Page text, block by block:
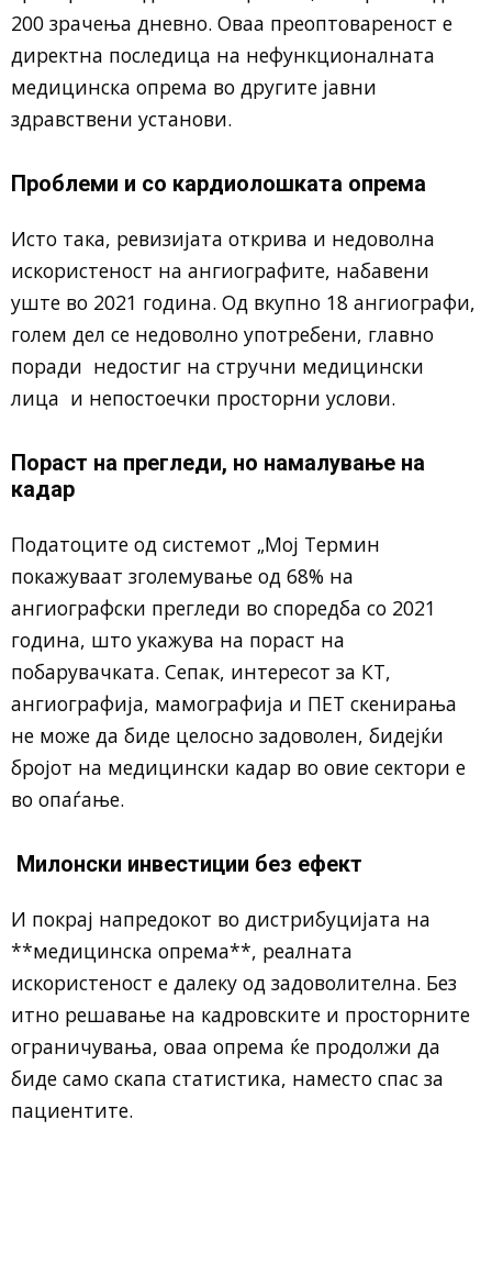
200 зрачења дневно. Оваа преоптовареност е
директна последица на нефункционалната
медицинска опрема во другите јавни
здравствени установи.
Проблеми и со кардиолошката опрема
Исто така, ревизијата открива и недоволна
искористеност на ангиографите, набавени
уште во 2021 година. Од вкупно 18 ангиографи,
голем дел се недоволно употребени, главно
поради недостиг на стручни медицински
лица и непостоечки просторни услови.
Пораст на прегледи, но намалување на
кадар
Податоците од системот „Мој Термин
покажуваат зголемување од 68% на
ангиографски прегледи во споредба со 2021
година, што укажува на пораст на
побарувачката. Сепак, интересот за КТ,
ангиографија, мамографија и ПЕТ скенирања
не може да биде целосно задоволен, бидејќи
бројот на медицински кадар во овие сектори е
во опаѓање.
Милонски инвестиции без ефект
И покрај напредокот во дистрибуцијата на
**медицинска опрема**, реалната
искористеност е далеку од задоволителна. Без
итно решавање на кадровските и просторните
ограничувања, оваа опрема ќе продолжи да
биде само скапа статистика, наместо спас за
пациентите.